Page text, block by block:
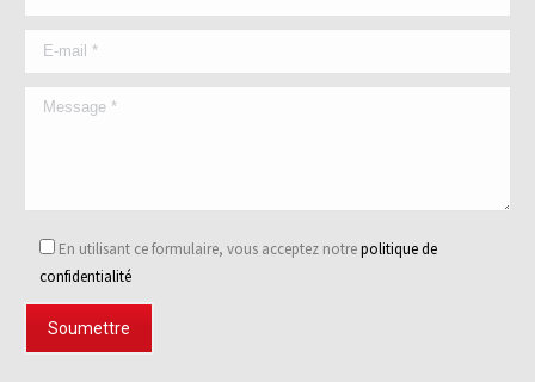
En utilisant ce formulaire, vous acceptez notrepolitique de
confidentialité